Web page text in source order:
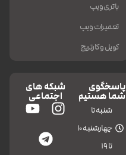
باتری ویپ
تعمیرات ویپ
کویل و کارتریج
پاسخگوی
شما هستیم
شنبه تا
چهارشنبه 10
تا 19
شبکه های
اجتماعی